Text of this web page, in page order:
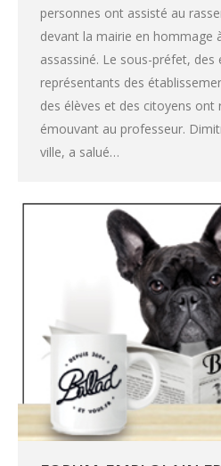
personnes ont assisté au
devant la mairie en hommage
assassiné. Le sous-préfet, des
représentants des
des élèves et des citoyens ont
émouvant au professeur.
ville, a salué…